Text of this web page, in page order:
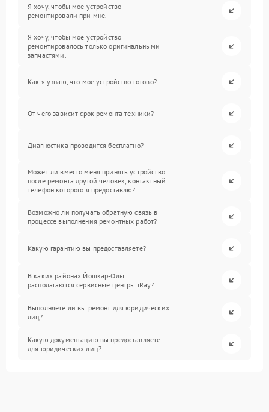
Я хочу, чтобы мое устройство
ремонтировали при мне.
Я хочу, чтобы мое устройство
ремонтировалось только оригинальными
запчастями.
Как я узнаю, что мое устройство готово?
От чего зависит срок ремонта техники?
Диагностика проводится бесплатно?
Может ли вместо меня принять устройство
после ремонта другой человек, контактный
телефон которого я предоставлю?
Возможно ли получать обратную связь в
процессе выполнения ремонтных работ?
Какую гарантию вы предоставляете?
В каких районах Йошкар-Олы
располагаются сервисные центры iRay?
Выполняете ли вы ремонт для юридических
лиц?
Какую документацию вы предоставляете
для юридических лиц?